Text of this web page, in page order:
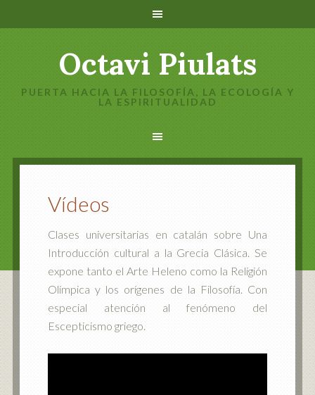
Octavi Piulats
PUERTA HACIA LA FILOSOFÍA, LA ECOLOGÍA Y
LA ESPIRITUALIDAD
Vídeos
Clases universitarias en catalán sobre Una
Introducción cultural a la Grecia Clásica. Se
expone tanto el Arte Heleno como la Religión
Olímpica y los orígenes de la Filosofía. Con
especial atención al fenómeno del
Escepticismo griego.